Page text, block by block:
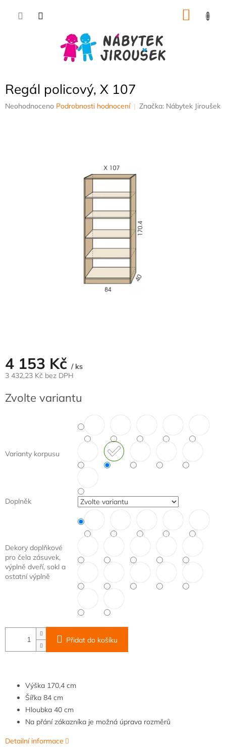
Regál policový, X 107
Průměrné
Neohodnoceno Podrobnosti hodnocení Značka: Nábytek Jiroušek
4 153 Kč / ks
3 432,23 Kč bez DPH
cena:
Zvolte variantu
Varianty korpusu
Doplněk
Dekory doplňkové
pro čela zásuvek,
výplně dveří, sokl a
ostatní výplně
Přidat do košíku
Výška 170,4 cm
Šířka 84 cm
Hloubka 40 cm
Na přání zákazníka je možná úprava rozměrů
Detailní informace